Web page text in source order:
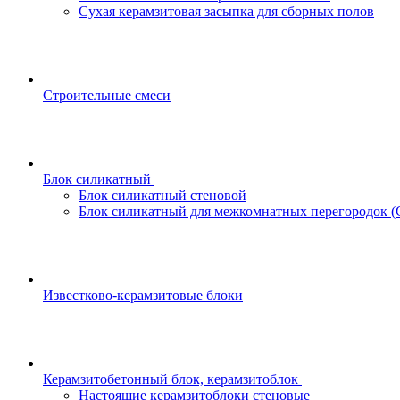
Сухая керамзитовая засыпка для сборных полов
Строительные смеси
Блок силикатный
Блок силикатный стеновой
Блок силикатный для межкомнатных перегородок
Известково-керамзитовые блоки
Керамзитобетонный блок, керамзитоблок
Настоящие керамзитоблоки стеновые